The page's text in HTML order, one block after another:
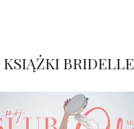
KSIĄŻKI BRIDELLE